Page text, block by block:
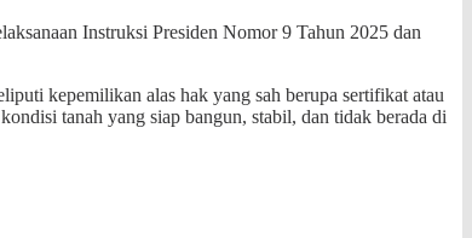
Instruksi Presiden Nomor 9 Tahun 2025 dan
kepemilikan alas hak yang sah berupa sertifikat atau
tanah yang siap bangun, stabil, dan tidak berada di